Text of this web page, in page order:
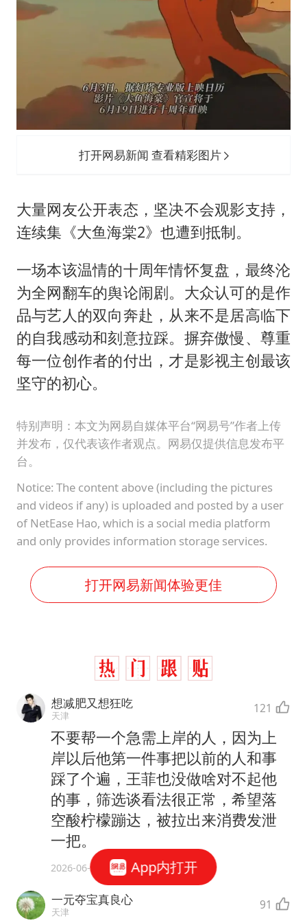
打开网易新闻 查看精彩图片
大量网友公开表态，坚决不会观影支持，
连续集《大鱼海棠2》也遭到抵制。
一场本该温情的十周年情怀复盘，最终沦
为全网翻车的舆论闹剧。大众认可的是作
品与艺人的双向奔赴，从来不是居高临下
的自我感动和刻意拉踩。摒弃傲慢、尊重
每一位创作者的付出，才是影视主创最该
坚守的初心。
特别声明：本文为网易自媒体平台“网易号”作者上传
并发布，仅代表该作者观点。网易仅提供信息发布平
台。
Notice: The content above (including the pictures
and videos if any) is uploaded and posted by a user
of NetEase Hao, which is a social media platform
and only provides information storage services.
打开网易新闻体验更佳
想减肥又想狂吃
天津 121
不要帮一个急需上岸的人，因为上
岸以后他第一件事把以前的人和事
踩了个遍，王菲也没做啥对不起他
的事，筛选谈看法很正常，希望落
空酸柠檬蹦达，被拉出来消费发泄
一把。
2026-06-15
一元夺宝真良心
天津 91
App内打开